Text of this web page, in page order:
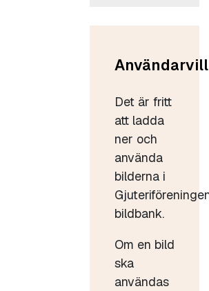
Det är fritt
att ladda
ner och
använda
bilderna i
bildbank.
Om en bild
ska
användas